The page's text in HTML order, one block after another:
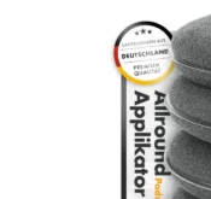
g
e
p
p